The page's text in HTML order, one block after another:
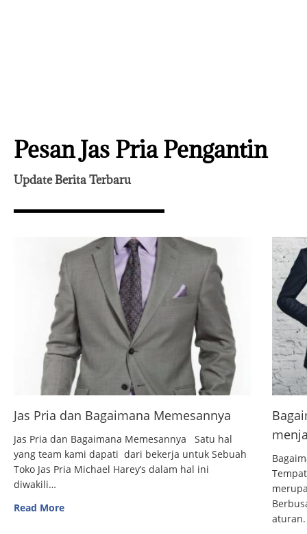
Pesan Jas Pria Pengantin
Update Berita Terbaru
Jas Pria dan Bagaimana Memesannya
Jas Pria dan Bagaimana Memesannya Satu hal
yang team kami dapati dari bekerja untuk Sebuah
Toko Jas Pria Michael Harey’s dalam hal ini
diwakili…
Read More